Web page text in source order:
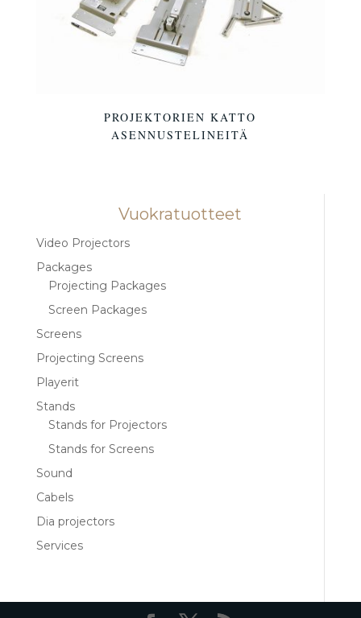
PROJEKTORIEN KATTO
ASENNUSTELINEITÄ
Vuokratuotteet
Video Projectors
Packages
Projecting Packages
Screen Packages
Screens
Projecting Screens
Playerit
Stands
Stands for Projectors
Stands for Screens
Sound
Cabels
Dia projectors
Services